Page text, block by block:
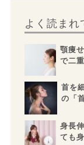
よく読まれ
顎痩
で二
首を
の「
身長
ても